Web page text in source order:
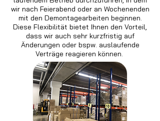
wir nach Feierabend oder an Wochenenden
mit den Demontagearbeiten beginnen.
Diese Flexibilität bietet Ihnen den Vorteil,
dass wir auch sehr kurzfristig auf
Änderungen oder bspw. auslaufende
Verträge reagieren können.